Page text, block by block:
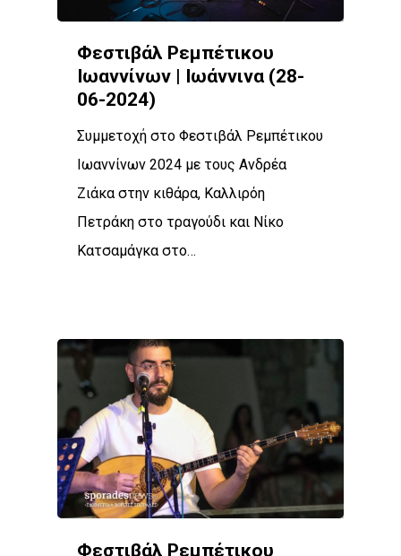
Φεστιβάλ Ρεμπέτικου
Ιωαννίνων | Ιωάννινα (28-
06-2024)
Συμμετοχή στο Φεστιβάλ Ρεμπέτικου
Ιωαννίνων 2024 με τους Ανδρέα
Ζιάκα στην κιθάρα, Καλλιρόη
Πετράκη στο τραγούδι και Νίκο
Κατσαμάγκα στο…
Φεστιβάλ Ρεμπέτικου